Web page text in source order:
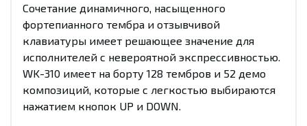
Сочетание динамичного, насыщенного
фортепианного тембра и отзывчивой
клавиатуры имеет решающее значение для
исполнителей с невероятной экспрессивностью.
WK-310 имеет на борту 128 тембров и 52 демо
композиций, которые с легкостью выбираются
нажатием кнопок UP и DOWN.